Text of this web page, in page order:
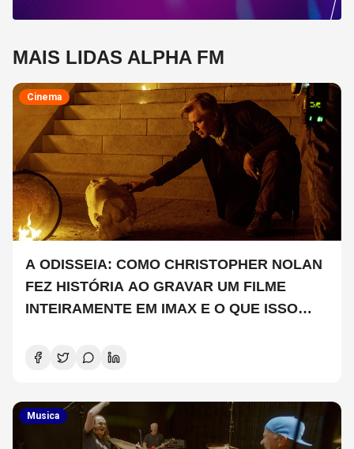
MAIS LIDAS ALPHA FM
Cinema
A ODISSEIA: COMO CHRISTOPHER NOLAN
FEZ HISTÓRIA AO GRAVAR UM FILME
INTEIRAMENTE EM IMAX E O QUE ISSO
Musica